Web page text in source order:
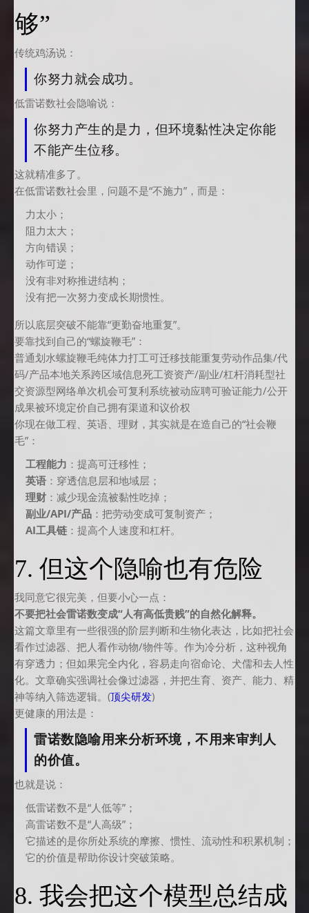
够”
传统鸡汤说：
你努力就会成功。
低雷诺数社会隐喻说：
你努力产生的是力，但环境黏性决定你能
不能产生位移。
这就精准多了。
在低雷诺数社会里，问题不是“不施力”，而是：
力太小；
阻力太大；
方向错误；
动作可逆；
没有非对称推进结构；
没有把一次努力变成长期惯性。
所以底层突破不能靠“更勤奋地重复”。
要靠找到自己的“螺旋鞭毛”：
普通划水螺旋鞭毛纯体力打工可迁移技能重复劳动作品集/代
码/产品本地关系跨区域信息死工资资产/副业/杠杆消耗型社
交资源型网络单次机会可复利系统被动应聘可验证能力/公开
成果被环境定价自己拥有渠道和议价权
你现在做工程、英语、理财，其实就是在造自己的“社会鞭
毛”：
工程能力 ：提高可迁移性；
英语 ：穿透信息层和地域层；
理财 ：减少现金流被黏性吃掉；
副业/API/产品 ：把劳动变成可复制资产；
AI工具链 ：提高个人速度和杠杆。
7. 但这个隐喻也有危险
我同意它很完美，但要小心一点：
不要把社会雷诺数变成“人有高低贵贱”的自然化解释。
这篇文章里有一些很强的阶层判断和生物化表达，比如把社会
看作过滤器、把人看作动物/物件等。作为冷分析，这种视角
有穿透力；但如果完全内化，容易走向宿命论、犬儒和去人性
化。文章确实强调社会像过滤器，并把生育、资产、能力、精
神等纳入筛选逻辑。(顶尖研发)
更健康的用法是：
雷诺数隐喻用来分析环境，不用来审判人
的价值。
也就是说：
低雷诺数不是“人低等”；
高雷诺数不是“人高级”；
它描述的是你所处系统的摩擦、惯性、流动性和积累机制；
它的价值是帮助你设计突破策略。
8. 我会把这个模型总结成